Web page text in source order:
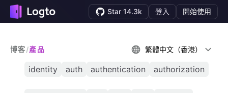
Star 14.3k 登入 開始使用
博客/產品 繁體中文（香港）
identity auth authentication authorization